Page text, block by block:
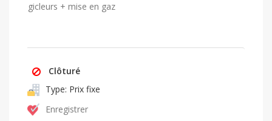
gicleurs + mise en gaz
Clôturé
Type: Prix ​​fixe
Enregistrer